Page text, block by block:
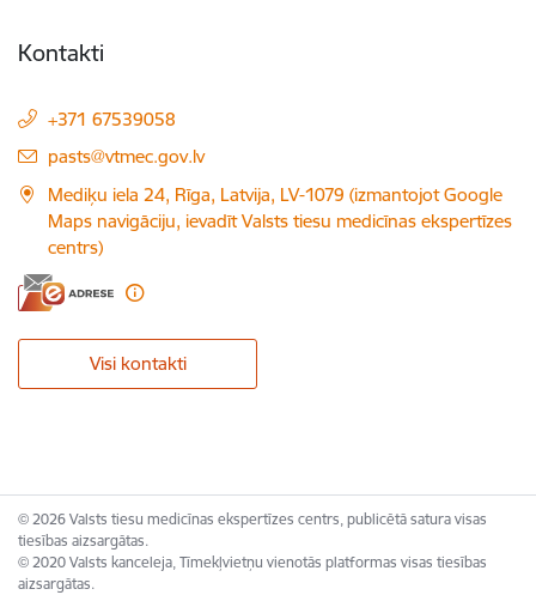
Kontakti
+371 67539058
E-pasts:
pasts@vtmec.gov.lv
Mediķu iela 24, Rīga, Latvija, LV-1079 (izmantojot Google
Maps navigāciju, ievadīt Valsts tiesu medicīnas ekspertīzes
centrs)
Visi kontakti
© 2026 Valsts tiesu medicīnas ekspertīzes centrs, publicētā satura visas
tiesības aizsargātas.
© 2020 Valsts kanceleja, Tīmekļvietņu vienotās platformas visas tiesības
aizsargātas.